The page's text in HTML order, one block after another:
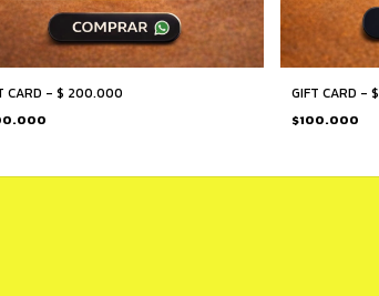
CARD - $ 200.000 GIFT CARD -
$100.000